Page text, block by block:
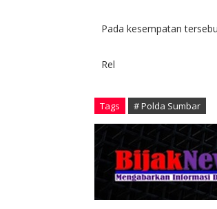
Pada kesempatan
Rel
Tags # Polda Sumbar